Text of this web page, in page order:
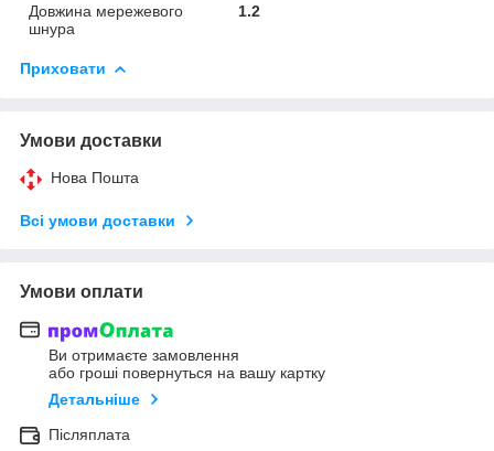
Довжина мережевого
шнура
1.2
Приховати
Умови доставки
Нова Пошта
Всі умови доставки
Умови оплати
Ви отримаєте замовлення
або гроші повернуться на вашу картку
Детальніше
Післяплата